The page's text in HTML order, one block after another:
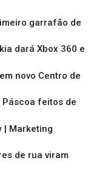
garrafão de
dará Xbox 360 e
novo Centro de
Páscoa feitos de
| Marketing
de rua viram